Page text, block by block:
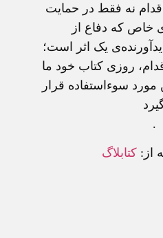
نه فقط در حمایت
خاص که دفاع از
یک اثر است؛
روزی کتاب خود ما
مورد سوء‌استفاده قرار
.
از: کتابلاگ